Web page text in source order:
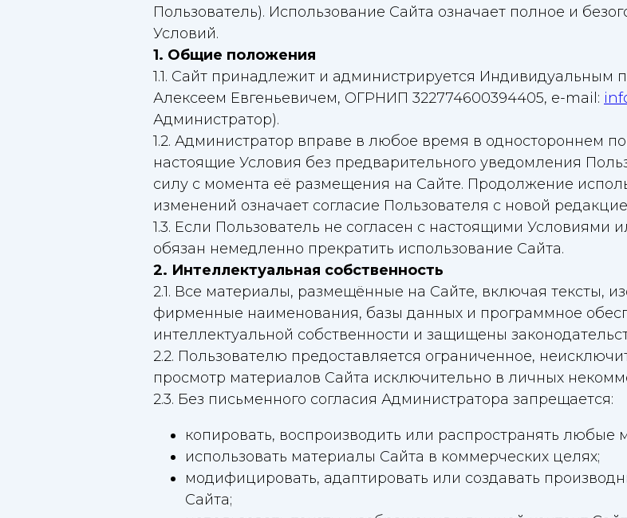
Пользователь). Использование Сайта означает полное и
Условий.
1. Общие положения
1.1. Сайт принадлежит и администрируется
Алексеем Евгеньевичем, ОГРНИП 322774600394405, e-mail:
Администратор).
1.2. Администратор вправе в любое время в одностороннем
настоящие Условия без предварительного уведомления
силу с момента её размещения на Сайте. Продолжение
изменений означает согласие Пользователя с новой
1.3. Если Пользователь не согласен с настоящими
обязан немедленно прекратить использование Сайта.
2. Интеллектуальная собственность
2.1. Все материалы, размещённые на Сайте, включая тексты,
фирменные наименования, базы данных и программное
интеллектуальной собственности и защищены
2.2. Пользователю предоставляется ограниченное,
просмотр материалов Сайта исключительно в личных
2.3. Без письменного согласия Администратора запрещается:
копировать, воспроизводить или распространять любые
использовать материалы Сайта в коммерческих целях;
модифицировать, адаптировать или создавать
Сайта;